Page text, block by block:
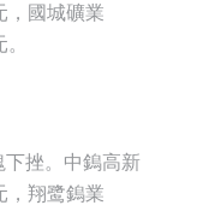
，國城礦業
挫。中鎢高新
，翔鹭鎢業